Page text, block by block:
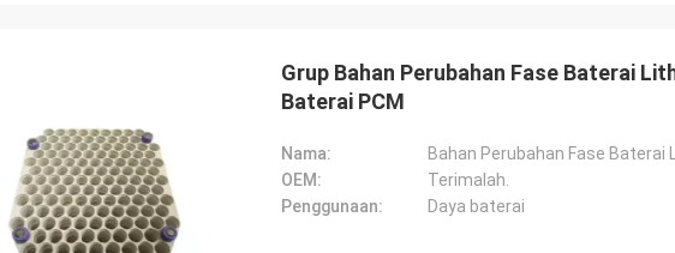
setelah-layanan.
Grup Bahan Perubahan Fase Baterai
Baterai PCM
Nama:
Bahan Perubahan Fase Baterai
OEM:
Terimalah.
Penggunaan:
Daya baterai